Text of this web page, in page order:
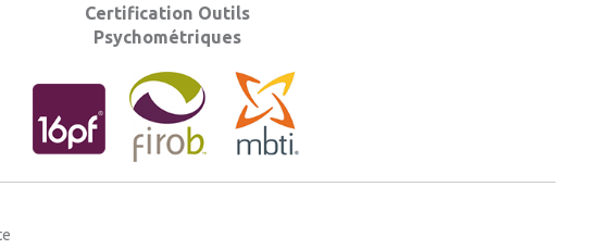
Certification Outils
Psychométriques